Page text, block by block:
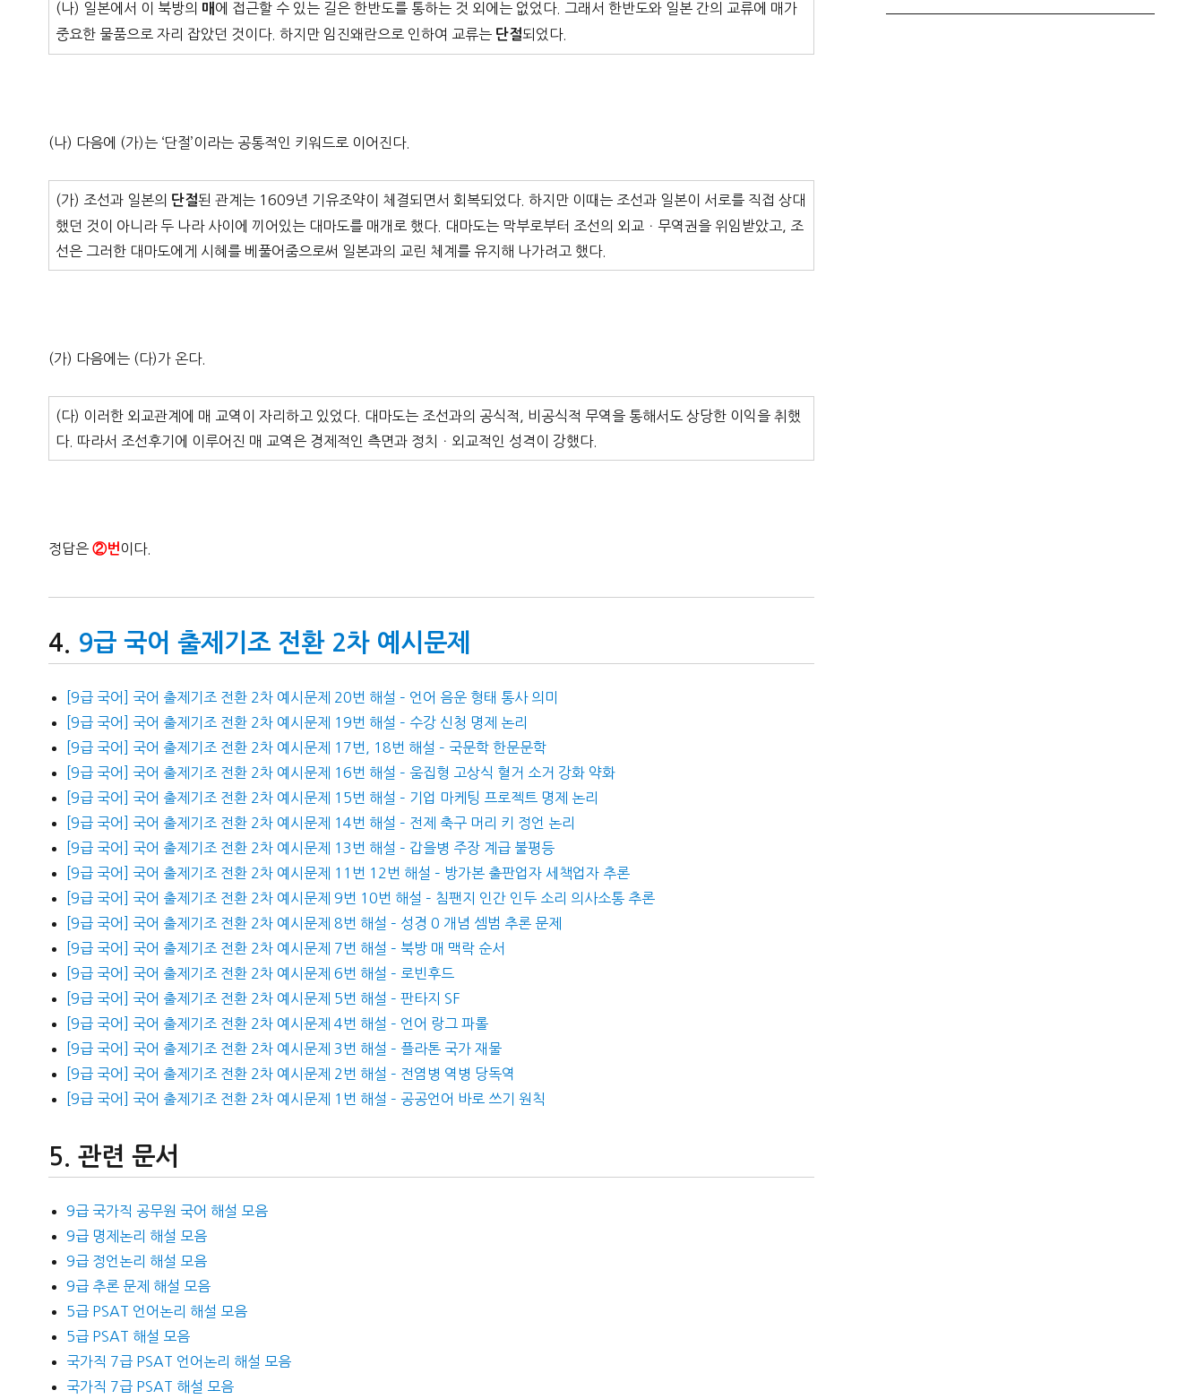
(나) 일본에서 이 북방의 매 에 접근할 수 있는 길은 한반도를 통하는 것 외에는 없었다. 그래서 한반도와 일본 간의 교류에 매가
중요한 물품으로 자리 잡았던 것이다. 하지만 임진왜란으로 인하여 교류는 단절되었다.
(나) 다음에 (가)는 ‘단절’이라는 공통적인 키워드로 이어진다.
(가) 조선과 일본의 단절된 관계는 1609년 기유조약이 체결되면서 회복되었다. 하지만 이때는 조선과 일본이 서로를 직접 상대
했던 것이 아니라 두 나라 사이에 끼어있는 대마도를 매개로 했다. 대마도는 막부로부터 조선의 외교ㆍ무역권을 위임받았고, 조
선은 그러한 대마도에게 시혜를 베풀어줌으로써 일본과의 교린 체계를 유지해 나가려고 했다.
(가) 다음에는 (다)가 온다.
(다) 이러한 외교관계에 매 교역이 자리하고 있었다. 대마도는 조선과의 공식적, 비공식적 무역을 통해서도 상당한 이익을 취했
다. 따라서 조선후기에 이루어진 매 교역은 경제적인 측면과 정치ㆍ외교적인 성격이 강했다.
정답은 ②번 이다.
9급 국어 출제기조 전환 2차 예시문제
[9급 국어] 국어 출제기조 전환 2차 예시문제 20번 해설 – 언어 음운 형태 통사 의미
[9급 국어] 국어 출제기조 전환 2차 예시문제 19번 해설 – 수강 신청 명제 논리
[9급 국어] 국어 출제기조 전환 2차 예시문제 17번, 18번 해설 – 국문학 한문문학
[9급 국어] 국어 출제기조 전환 2차 예시문제 16번 해설 – 움집형 고상식 혈거 소거 강화 약화
[9급 국어] 국어 출제기조 전환 2차 예시문제 15번 해설 – 기업 마케팅 프로젝트 명제 논리
[9급 국어] 국어 출제기조 전환 2차 예시문제 14번 해설 – 전제 축구 머리 키 정언 논리
[9급 국어] 국어 출제기조 전환 2차 예시문제 13번 해설 – 갑을병 주장 계급 불평등
[9급 국어] 국어 출제기조 전환 2차 예시문제 11번 12번 해설 – 방가본 출판업자 세책업자 추론
[9급 국어] 국어 출제기조 전환 2차 예시문제 9번 10번 해설 – 침팬지 인간 인두 소리 의사소통 추론
[9급 국어] 국어 출제기조 전환 2차 예시문제 8번 해설 – 성경 0 개념 셈범 추론 문제
[9급 국어] 국어 출제기조 전환 2차 예시문제 7번 해설 – 북방 매 맥락 순서
[9급 국어] 국어 출제기조 전환 2차 예시문제 6번 해설 – 로빈후드
[9급 국어] 국어 출제기조 전환 2차 예시문제 5번 해설 – 판타지 SF
[9급 국어] 국어 출제기조 전환 2차 예시문제 4번 해설 – 언어 랑그 파롤
[9급 국어] 국어 출제기조 전환 2차 예시문제 3번 해설 – 플라톤 국가 재물
[9급 국어] 국어 출제기조 전환 2차 예시문제 2번 해설 – 전염병 역병 당독역
[9급 국어] 국어 출제기조 전환 2차 예시문제 1번 해설 – 공공언어 바로 쓰기 원칙
관련 문서
9급 국가직 공무원 국어 해설 모음
9급 명제논리 해설 모음
9급 정언논리 해설 모음
9급 추론 문제 해설 모음
5급 PSAT 언어논리 해설 모음
5급 PSAT 해설 모음
국가직 7급 PSAT 언어논리 해설 모음
국가직 7급 PSAT 해설 모음